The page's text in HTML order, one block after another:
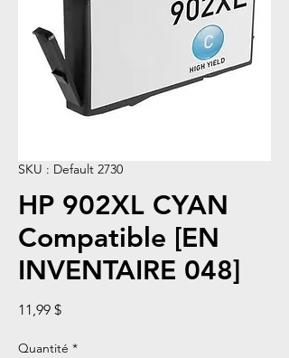
SKU : Default 2730
HP 902XL CYAN
Compatible [EN
INVENTAIRE 048]
11,99 $Prix
Quantité *